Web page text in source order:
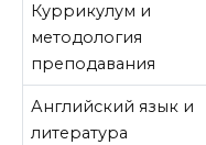
Куррикулум и
методология
преподавания
Английский язык и
литература